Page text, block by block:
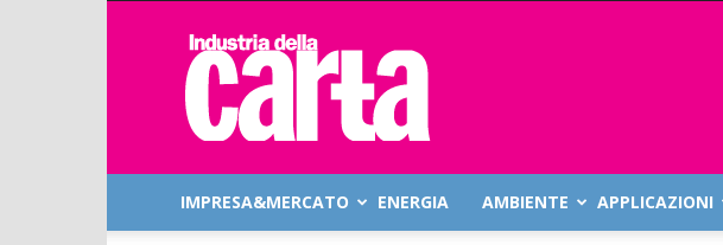
Industria
della
Carta
IMPRESA&MERCATO ENERGIA AMBIENTE APPLICAZIONI